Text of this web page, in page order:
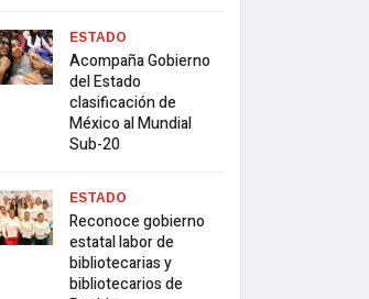
ESTADO
Acompaña Gobierno
del Estado
clasificación de
México al Mundial
Sub-20
ESTADO
Reconoce gobierno
estatal labor de
bibliotecarias y
bibliotecarios de